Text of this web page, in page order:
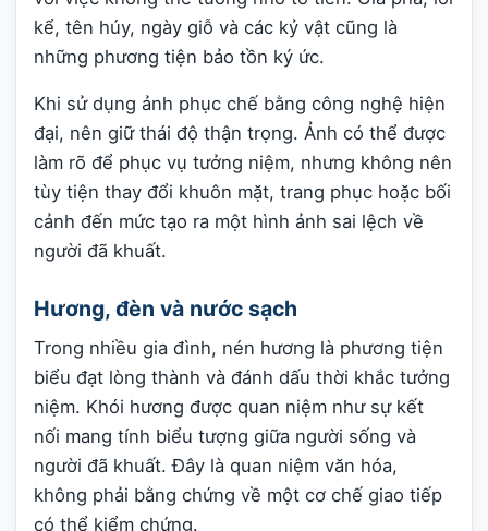
kể, tên húy, ngày giỗ và các kỷ vật cũng là
những phương tiện bảo tồn ký ức.
Khi sử dụng ảnh phục chế bằng công nghệ hiện
đại, nên giữ thái độ thận trọng. Ảnh có thể được
làm rõ để phục vụ tưởng niệm, nhưng không nên
tùy tiện thay đổi khuôn mặt, trang phục hoặc bối
cảnh đến mức tạo ra một hình ảnh sai lệch về
người đã khuất.
Hương, đèn và nước sạch
Trong nhiều gia đình, nén hương là phương tiện
biểu đạt lòng thành và đánh dấu thời khắc tưởng
niệm. Khói hương được quan niệm như sự kết
nối mang tính biểu tượng giữa người sống và
người đã khuất. Đây là quan niệm văn hóa,
không phải bằng chứng về một cơ chế giao tiếp
có thể kiểm chứng.